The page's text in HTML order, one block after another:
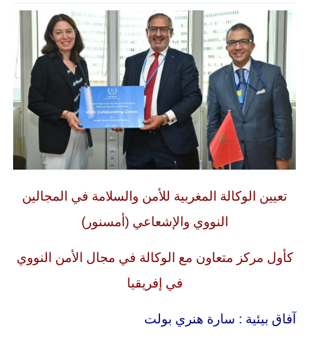
تعيين الوكالة المغربية للأمن والسلامة في المجالين
النووي والإشعاعي (أمسنور)
كأول مركز متعاون مع الوكالة في مجال الأمن النووي
في إفريقيا
آفاق بيئية : سارة هنري بولت